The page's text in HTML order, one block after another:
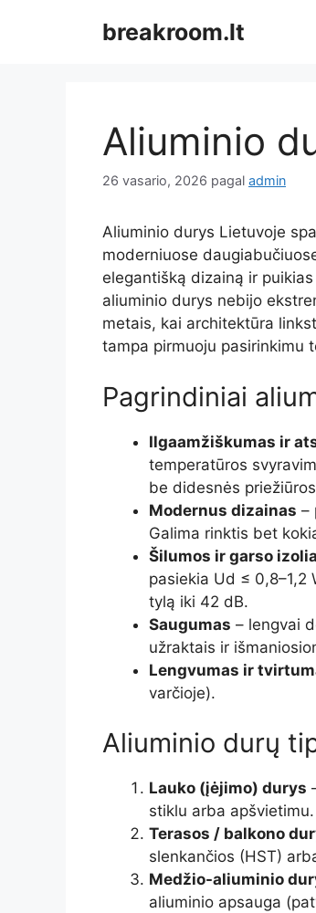
breakroom.lt
Aliuminio
26 vasario, 2026 pagal admin
Aliuminio durys Lietuvoje
moderniuose
elegantišką dizainą ir
aliuminio durys nebijo
metais, kai architektūra
tampa pirmuoju pasirinkimu
Pagrindiniai
Ilgaamžiškumas ir
temperatūros
be didesnės
Modernus dizainas –
Galima rinktis bet
Šilumos ir garso
pasiekia Ud ≤ 0,8–1,2
tylą iki 42 dB.
Saugumas – lengvai
užraktais ir
Lengvumas ir
varčioje).
Aliuminio durų
Lauko (įėjimo) durys
stiklu arba apšvietimu.
Terasos / balkono
slenkančios (HST)
Medžio-aliuminio
aliuminio apsauga